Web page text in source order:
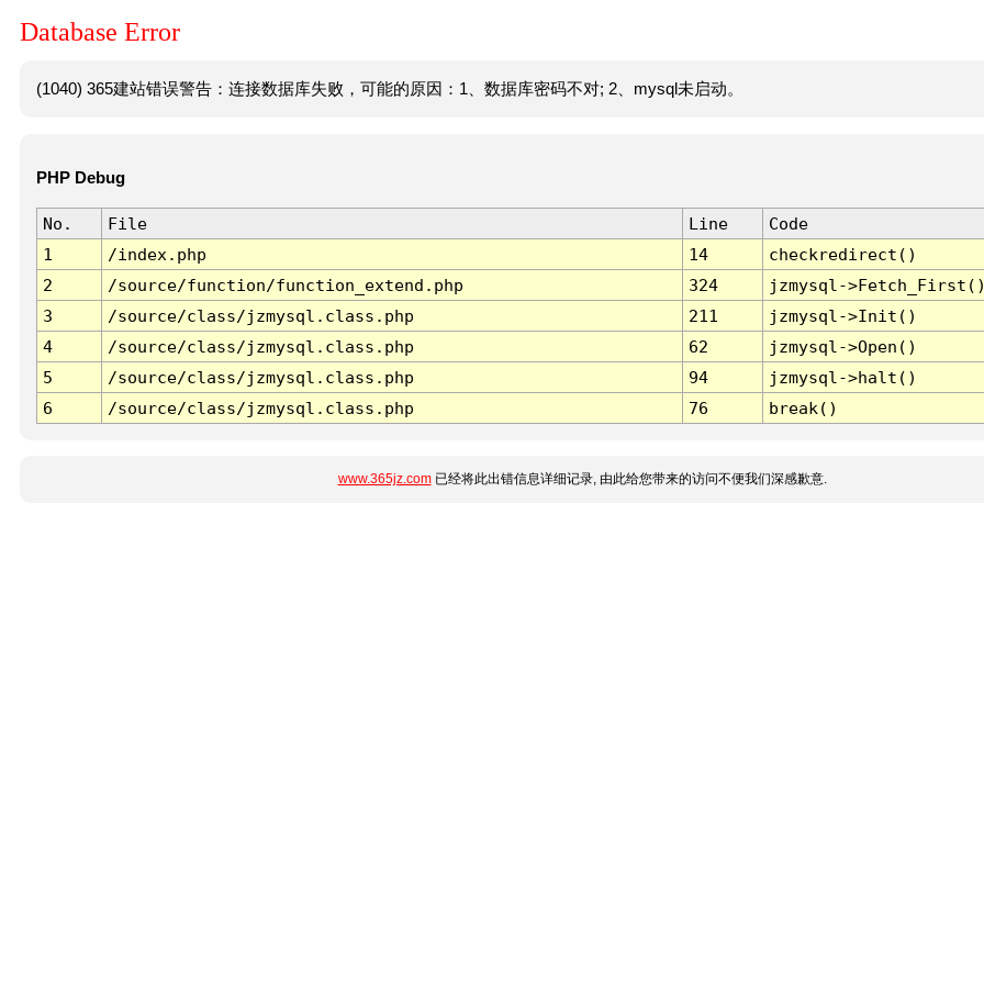
Database Error
(1040) 365建站错误警告：连接数据库失败，可能的原因：1、数据库密码不对; 2、mysql未启动。
PHP Debug
No. File Line
Code
1
/index.php 14
checkredirect()
2
/source/function/function_extend.php 324
jzmysql-
3
/source/class/jzmysql.class.php 211
jzmysql->Init()
4
/source/class/jzmysql.class.php 62
jzmysql->Open()
5
/source/class/jzmysql.class.php 94
jzmysql->halt()
6
/source/class/jzmysql.class.php 76 break()
www.365jz.com已经将此出错信息详细记录, 由此给您带来的访问不便我们深感歉意.